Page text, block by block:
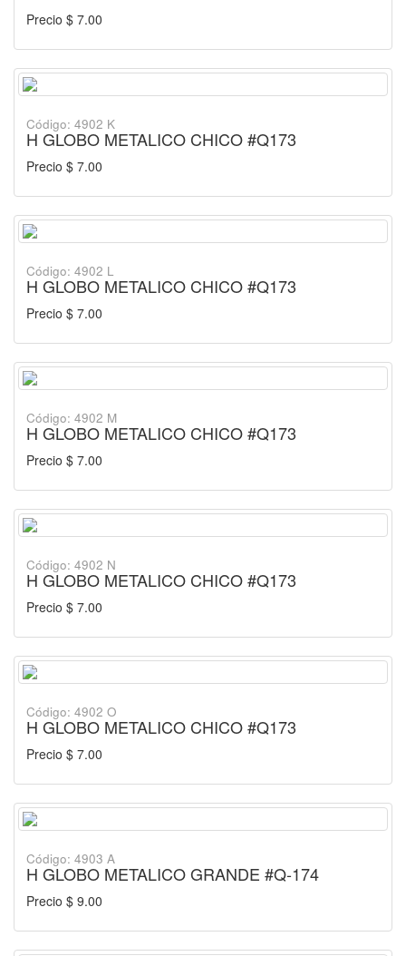
Precio $ 7.00
Código: 4902 K
H GLOBO METALICO CHICO #Q173
Precio $ 7.00
Código: 4902 L
H GLOBO METALICO CHICO #Q173
Precio $ 7.00
Código: 4902 M
H GLOBO METALICO CHICO #Q173
Precio $ 7.00
Código: 4902 N
H GLOBO METALICO CHICO #Q173
Precio $ 7.00
Código: 4902 O
H GLOBO METALICO CHICO #Q173
Precio $ 7.00
Código: 4903 A
H GLOBO METALICO GRANDE #Q-174
Precio $ 9.00